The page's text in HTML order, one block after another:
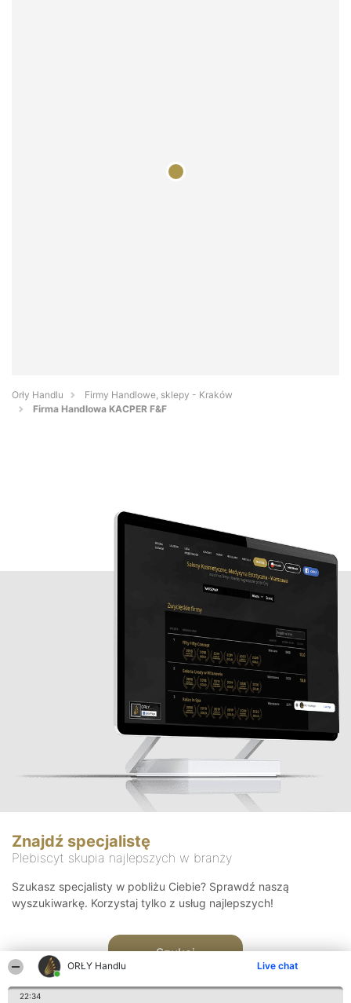
ORŁY Handlu Live chat
22:34
Orły Handlu
Firmy Handlowe, sklepy - Kraków
Firma Handlowa KACPER F&F
Znajdź specjalistę
Plebiscyt skupia najlepszych w branży
Szukasz specjalisty w pobliżu Ciebie? Sprawdź naszą
wyszukiwarkę. Korzystaj tylko z usług najlepszych!
Szukaj